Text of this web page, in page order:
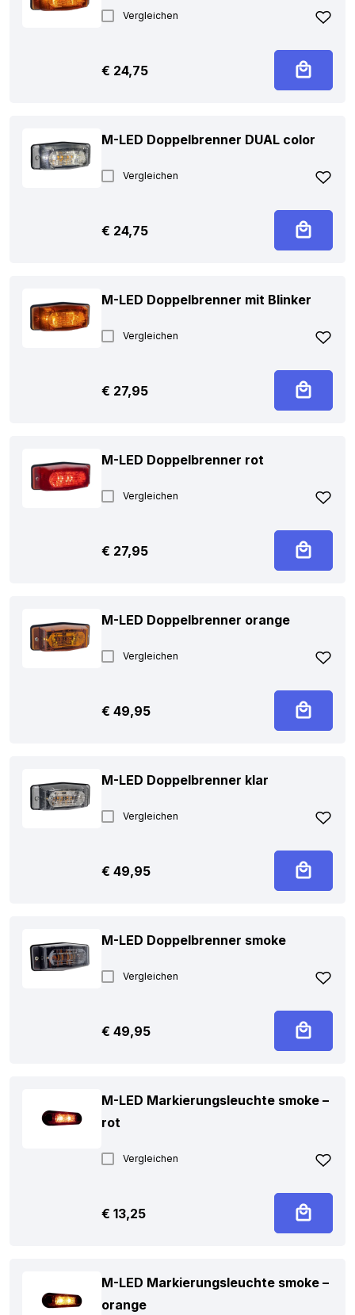
Vergleichen
€ 24,75
M-LED Doppelbrenner DUAL color
Vergleichen
€ 24,75
M-LED Doppelbrenner mit Blinker
Vergleichen
€ 27,95
M-LED Doppelbrenner rot
Vergleichen
€ 27,95
M-LED Doppelbrenner orange
Vergleichen
€ 49,95
M-LED Doppelbrenner klar
Vergleichen
€ 49,95
M-LED Doppelbrenner smoke
Vergleichen
€ 49,95
M-LED Markierungsleuchte smoke –
rot
Vergleichen
€ 13,25
M-LED Markierungsleuchte smoke –
orange